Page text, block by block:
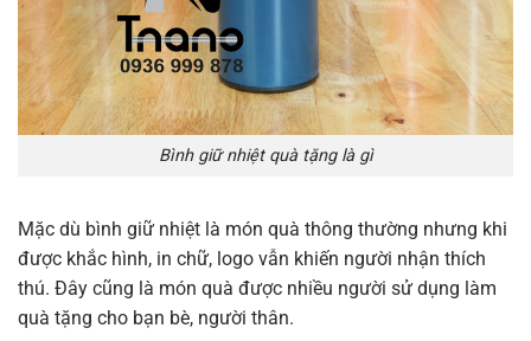
Bình giữ nhiệt quà tặng là gì
Mặc dù bình giữ nhiệt là món quà thông thường nhưng khi
được khắc hình, in chữ, logo vẫn khiến người nhận thích
thú. Đây cũng là món quà được nhiều người sử dụng làm
quà tặng cho bạn bè, người thân.